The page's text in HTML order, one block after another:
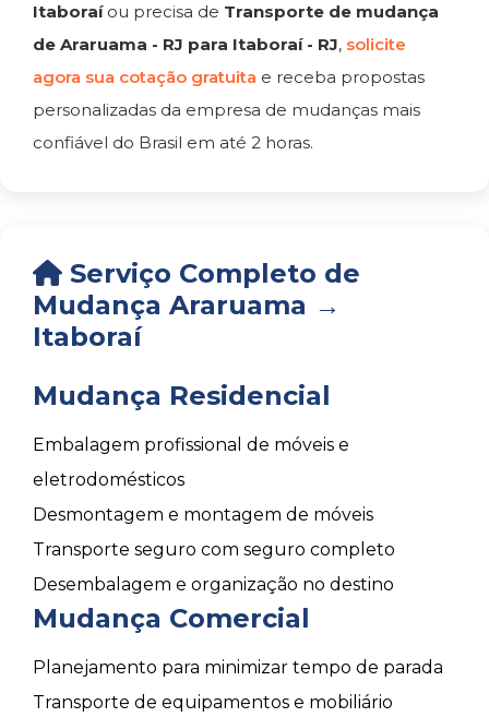
Itaboraíou precisa de Transporte de mudança
de Araruama - RJ para Itaboraí - RJ, solicite
agora sua cotação gratuita e receba propostas
personalizadas da empresa de mudanças mais
confiável do Brasil em até 2 horas.
Serviço Completo de
Mudança Araruama →
Itaboraí
Mudança Residencial
Embalagem profissional de móveis e
eletrodomésticos
Desmontagem e montagem de móveis
Transporte seguro com seguro completo
Desembalagem e organização no destino
Mudança Comercial
Planejamento para minimizar tempo de parada
Transporte de equipamentos e mobiliário